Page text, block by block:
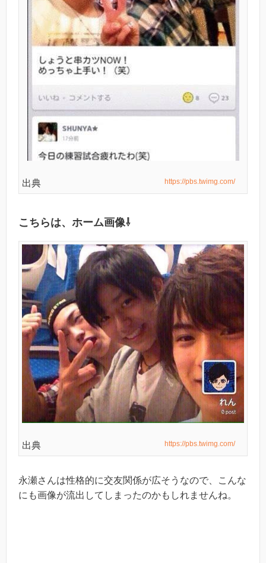
出典 https://pbs.twimg.com/
こちらは、ホーム画像⇩
出典 https://pbs.twimg.com/
永瀬さんは性格的に交友関係が広そうなので、こんな
にも画像が流出してしまったのかもしれませんね。